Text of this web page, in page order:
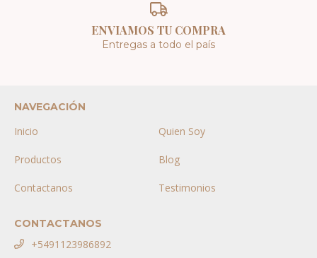
ENVIAMOS TU COMPRA
Entregas a todo el país
NAVEGACIÓN
Inicio Quien Soy
Productos Blog
Contactanos Testimonios
CONTACTANOS
+5491123986892